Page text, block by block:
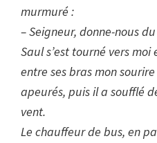
murmuré :
– Seigneur, donne-nous
Saul s’est tourné vers moi
entre ses bras mon
apeurés, puis il a soufflé
vent.
Le chauffeur de bus, en